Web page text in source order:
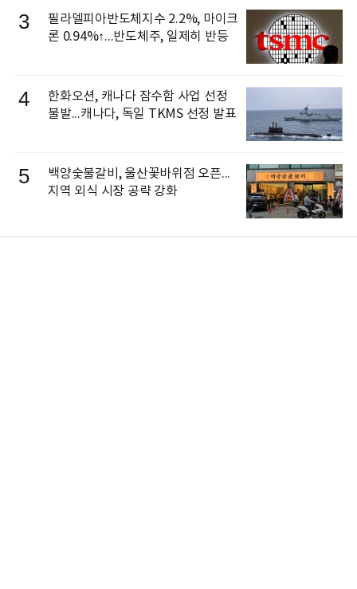
3
필라델피아반도체지수 2.2%, 마이크
론 0.94%↑...반도체주, 일제히 반등
4
한화오션, 캐나다 잠수함 사업 선정
불발...캐나다, 독일 TKMS 선정 발표
5
백양숯불갈비, 울산꽃바위점 오픈...
지역 외식 시장 공략 강화